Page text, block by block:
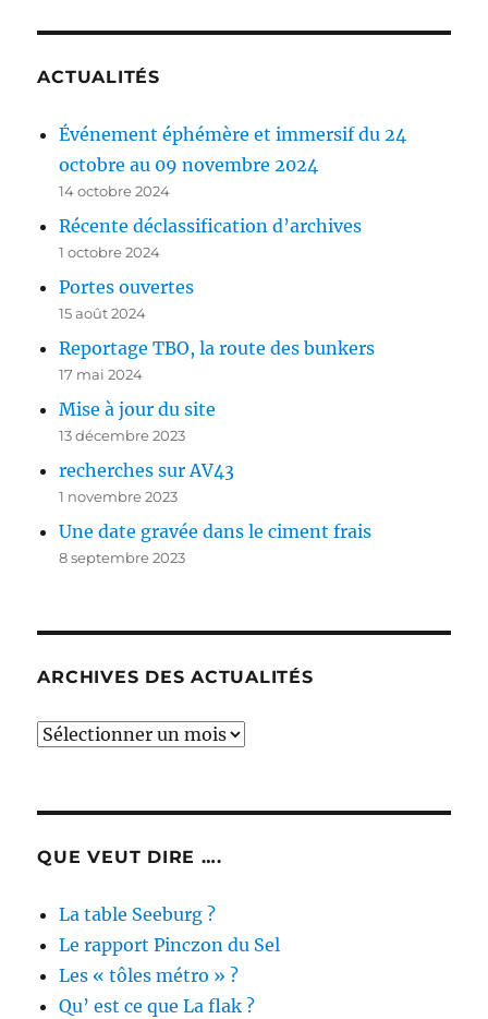
ACTUALITÉS
Événement éphémère et immersif du 24
octobre au 09 novembre 2024
14 octobre 2024
Récente déclassification d’archives
1 octobre 2024
Portes ouvertes
15 août 2024
Reportage TBO, la route des bunkers
17 mai 2024
Mise à jour du site
13 décembre 2023
recherches sur AV43
1 novembre 2023
Une date gravée dans le ciment frais
8 septembre 2023
ARCHIVES DES ACTUALITÉS
Archives
QUE VEUT DIRE ….
La table Seeburg ?
Le rapport Pinczon du Sel
Les « tôles métro » ?
Qu’ est ce que La flak ?